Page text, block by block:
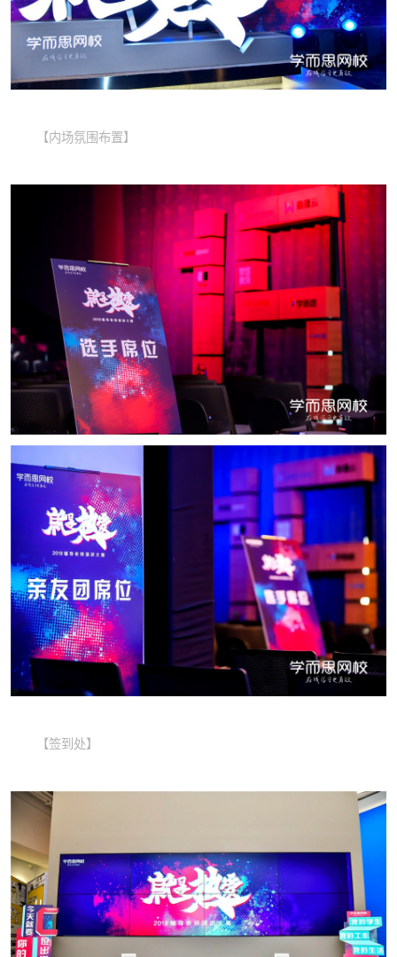
【内场氛围布置】
【签到处】